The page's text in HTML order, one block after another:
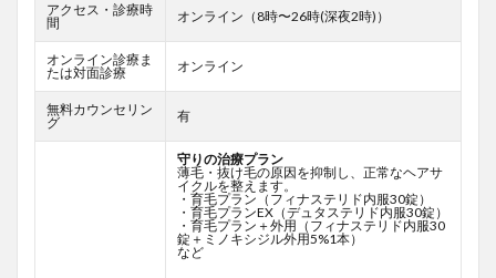
アクセス・診療時
間
オンライン（8時〜26時(深夜2時)）
オンライン診療ま
たは対面診療
オンライン
無料カウンセリン
グ
有
守りの治療プラン
薄毛・抜け毛の原因を抑制し、正常なヘアサ
イクルを整えます。
・育毛プラン（フィナステリド内服30錠）
・育毛プランEX（デュタステリド内服30錠）
・育毛プラン＋外用（フィナステリド内服30
錠＋ミノキシジル外用5%1本）
など